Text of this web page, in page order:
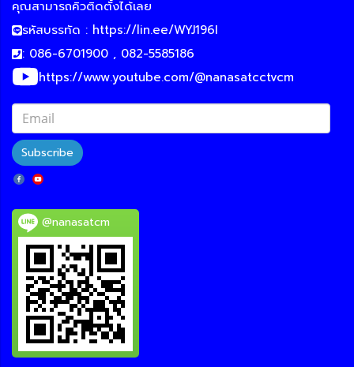
คุณสามารถคิวติดตั้งได้เลย
รหัสบรรทัด : https://lin.ee/WYJ196I
: 086-6701900 , 082-5585186
https://www.youtube.com/@nanasatcctvcm
Subscribe
@nanasatcm